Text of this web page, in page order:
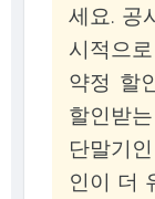
세요. 공
시적으
약정 할
할인받
단말기
인이 더